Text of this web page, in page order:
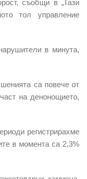
съобщи в „Тази
тол управление
в минута,
са повече от
на денонощието,
регистрирахме
в момента са 2,3%